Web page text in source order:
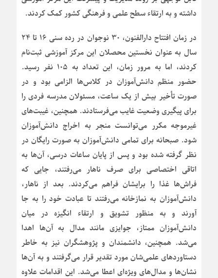
داشته و به ارتقاء سطح علمی و فرهنگی کشور کمک کردند.
در زمان افتتاح دارالفنون، ۳۰ نوجوان در رده سنی ۱۶ تا ۲۴
سال به عنوان نخستین محصلان این مرکز آموزشی ثبت‌نام
کردند، اما به مرور زمان، این تعداد به ۱۰۵ نفر رسید.
حضور منظم دانش‌آموزان در کلاس‌ها الزامی بود و در
صورت تأخیر بیش از یک ساعت، مسئولان مدرسه فردی را
برای پیگیری وضعیت غایب می‌فرستادند. همچنین، غیبت‌های
غیرموجه مکرر می‌توانست منجر به اخراج دانش‌آموزان
شود. صبحانه برای تمامی دانش‌آموزان به صورت رایگان در
نظر گرفته شده بود و پس از پایان ساعات درسی، آن‌ها به
اتاقی اختصاصی برای صرف ناهار می‌رفتند، جایی که
فراش‌ها غذا را برایشان فراهم می‌کردند. بعد از ناهار،
دانش‌آموزان به نمازخانه می‌رفتند تا عبادت خود را به جا
آورند و به منظور تشویق و ارتقاء انگیزه در میان
دانش‌آموزان ممتاز، جوایزی مانند مدال به آن‌ها اهدا
می‌شد. همچنین، دانشمندان و پژوهشگران نیز به خاطر
دستاوردهای علمی‌شان مورد تقدیر قرار می‌گرفتند و به آن‌ها
نشان‌ها و مدال‌های ویژه‌ای اعطا می‌شد. این اقدامات علاوه